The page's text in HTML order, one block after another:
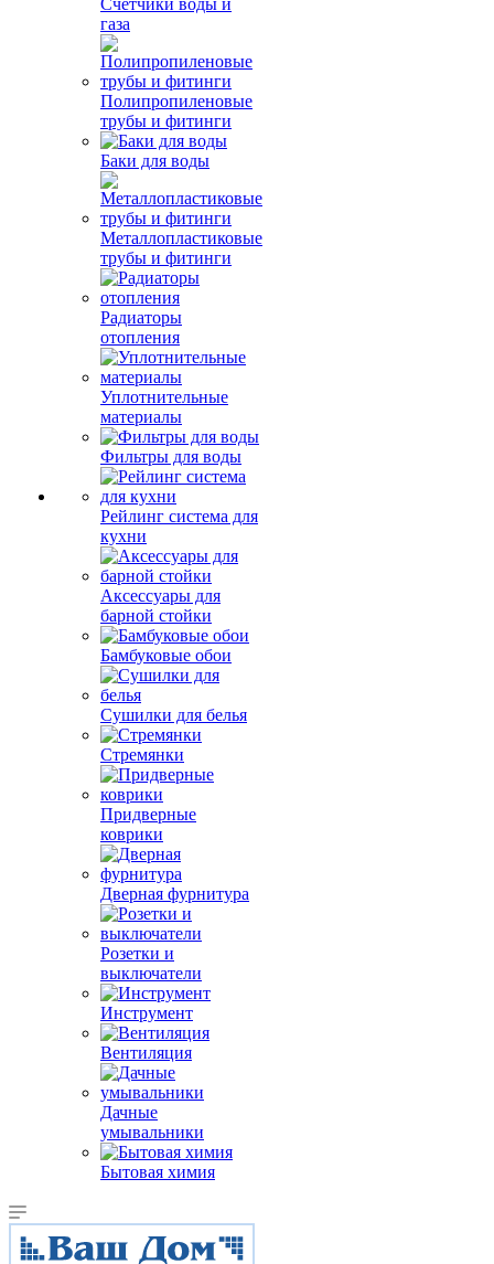
Счетчики воды и
газа
Полипропиленовые
трубы и фитинги
Баки для воды
Металлопластиковые
трубы и фитинги
Радиаторы
отопления
Уплотнительные
материалы
Фильтры для воды
Рейлинг система для
кухни
Аксессуары для
барной стойки
Бамбуковые обои
Сушилки для белья
Стремянки
Придверные
коврики
Дверная фурнитура
Розетки и
выключатели
Инструмент
Вентиляция
Дачные
умывальники
Бытовая химия